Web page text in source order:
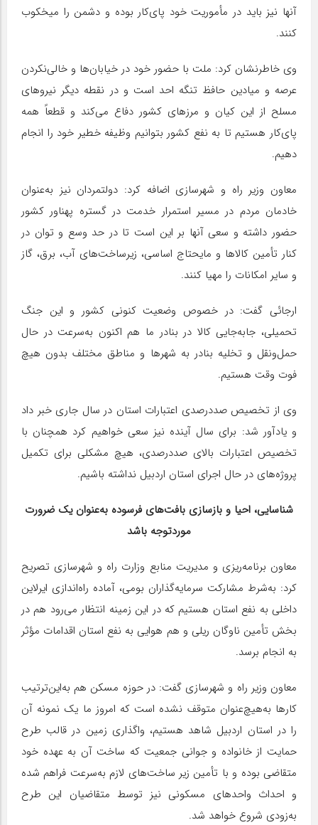
آنها نیز باید در مأموریت خود پای‌کار بوده و دشمن را میخکوب
کنند.
وی خاطرنشان کرد: ملت با حضور خود در خیابان‌ها و خالی‌نکردن
عرصه و میادین حافظ تنگه احد است و در نقطه دیگر نیروهای
مسلح از این کیان و مرزهای کشور دفاع می‌کند و قطعاً همه
پای‌کار هستیم تا به نفع کشور بتوانیم وظیفه خطیر خود را انجام
دهیم.
معاون وزیر راه و شهرسازی اضافه کرد: دولتمردان نیز به‌عنوان
خادمان مردم در مسیر استمرار خدمت در گستره پهناور کشور
حضور داشته و سعی آنها بر این است تا در حد وسع و توان در
کنار تأمین کالاها و مایحتاج اساسی، زیرساخت‌های آب، برق، گاز
و سایر امکانات را مهیا کنند.
ارجائی گفت: در خصوص وضعیت کنونی کشور و این جنگ
تحمیلی، جابه‌جایی کالا در بنادر ما هم اکنون به‌سرعت در حال
حمل‌ونقل و تخلیه بنادر به شهرها و مناطق مختلف بدون هیچ
فوت وقت هستیم.
وی از تخصیص صددرصدی اعتبارات استان در سال جاری خبر داد
و یادآور شد: برای سال آینده نیز سعی خواهیم کرد همچنان با
تخصیص اعتبارات بالای صددرصدی، هیچ مشکلی برای تکمیل
پروژه‌های در حال اجرای استان اردبیل نداشته باشیم.
شناسایی، احیا و بازسازی بافت‌های فرسوده به‌عنوان یک ضرورت
موردتوجه باشد
معاون برنامه‌ریزی و مدیریت منابع وزارت راه و شهرسازی تصریح
کرد: به‌شرط مشارکت سرمایه‌گذاران بومی، آماده راه‌اندازی ایرلاین
داخلی به نفع استان هستیم که در این زمینه انتظار می‌رود هم در
بخش تأمین ناوگان ریلی و هم هوایی به نفع استان اقدامات مؤثر
به انجام برسد.
معاون وزیر راه و شهرسازی گفت: در حوزه مسکن هم به‌این‌ترتیب
کارها به‌هیچ‌عنوان متوقف نشده است که امروز ما یک نمونه آن
را در استان اردبیل شاهد هستیم، واگذاری زمین در قالب طرح
حمایت از خانواده و جوانی جمعیت که ساخت آن به عهده خود
متقاضی بوده و با تأمین زیر ساخت‌های لازم به‌سرعت فراهم شده
و احداث واحدهای مسکونی نیز توسط متقاضیان این طرح
به‌زودی شروع خواهد شد.